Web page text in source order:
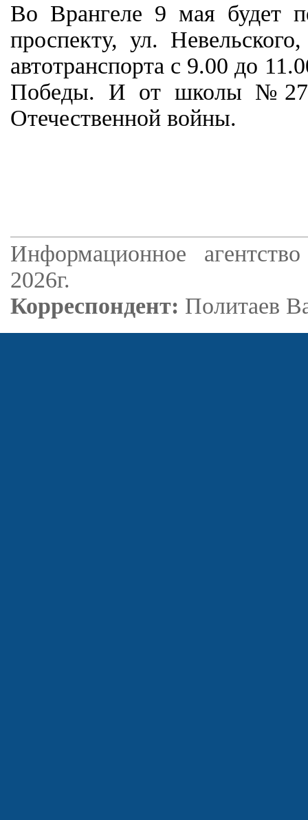
Во Врангеле 9 мая будет
проспекту, ул.
автотранспорта с 9.00 до
Победы. И от школы №27
Отечественной войны.
Информационное
2026г.
Корреспондент: Политаев